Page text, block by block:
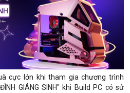
cực lớn khi tham gia chương trình
GIÁNG SINH" khi Build PC có sử